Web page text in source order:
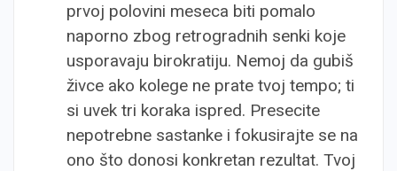
prvoj polovini meseca biti pomalo
naporno zbog retrogradnih senki koje
usporavaju birokratiju. Nemoj da gubiš
živce ako kolege ne prate tvoj tempo; ti
si uvek tri koraka ispred. Presecite
nepotrebne sastanke i fokusirajte se na
ono što donosi konkretan rezultat. Tvoj